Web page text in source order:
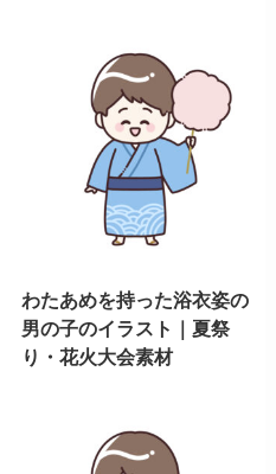
わたあめを持った浴衣姿の
男の子のイラスト｜夏祭
り・花火大会素材